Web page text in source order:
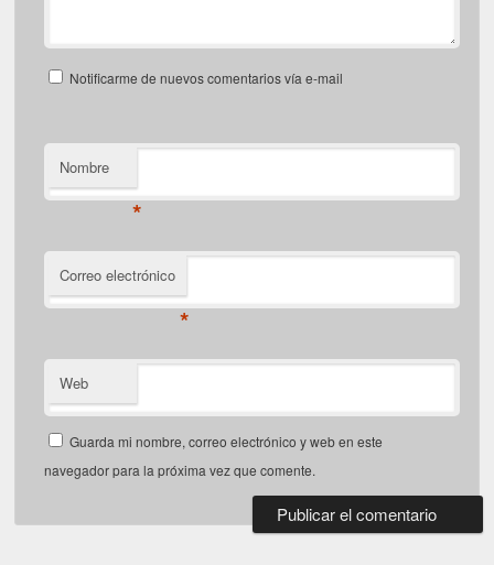
Notificarme de nuevos comentarios vía e-mail
Nombre
*
Correo electrónico
*
Web
Guarda mi nombre, correo electrónico y web en este
navegador para la próxima vez que comente.